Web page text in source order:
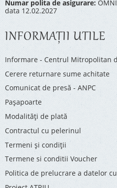
Numar polita de asigurare:
data 12.02.2027
INFORMAŢII UTILE
Informare - Centrul Mitropolitan
Cerere returnare sume achitate
Comunicat de presă - ANPC
Pașapoarte
Modalități de plată
Contractul cu pelerinul
Termeni și condiții
Termene si conditii Voucher
Politica de prelucrare a datelor